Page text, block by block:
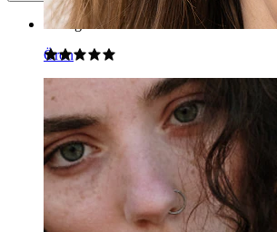
Öron
Rating
Jag köpte detta till min navelpiercing
och glittrande ut. Jag älskar det verkligen
Dani Verifierat köp
AI-översatt Visa original